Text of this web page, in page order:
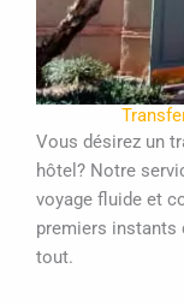
Vous désirez un
hôtel? Notre
voyage fluide et
premiers instants
tout.